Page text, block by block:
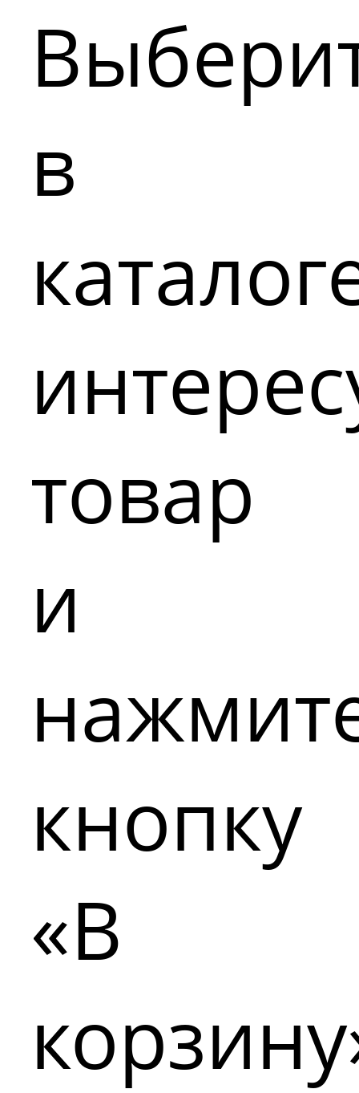
в
товар
и
кнопку
«В